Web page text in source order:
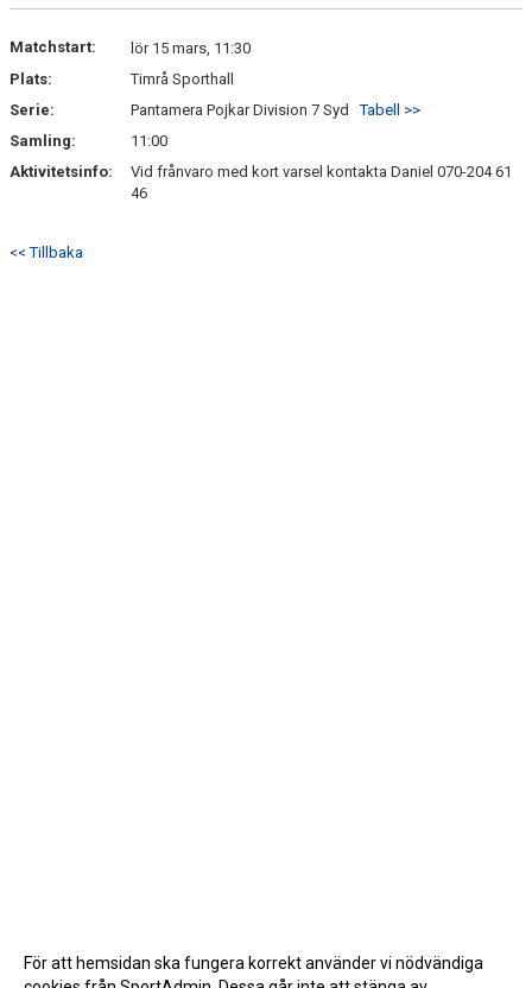
KONTAKT
BETALNINGSINFORMATION
Matchstart:
lör 15 mars, 11:30
Plats:
Timrå Sporthall
Serie:
Pantamera Pojkar Division 7 SydTabell >>
Samling:
11:00
Aktivitetsinfo:
Vid frånvaro med kort varsel kontakta Daniel 070-204 61
46
<< Tillbaka
För att hemsidan ska fungera korrekt använder vi nödvändiga